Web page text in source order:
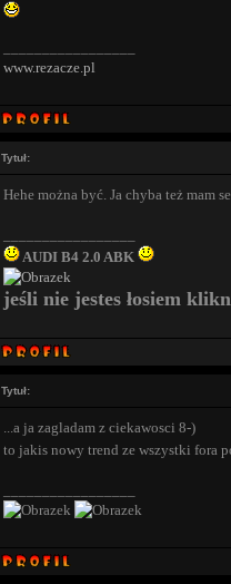
www.rezacze.pl
Tytuł:
Hehe można być. Ja chyba też mam
AUDI B4 2.0 ABK
jeśli nie jestes łosiem
Tytuł:
...a ja zagladam z ciekawosci 8-)
to jakis nowy trend ze wszystki fora